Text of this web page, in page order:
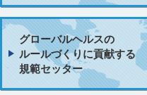
グローバルヘルスの
ルールづくりに貢献する
規範セッター